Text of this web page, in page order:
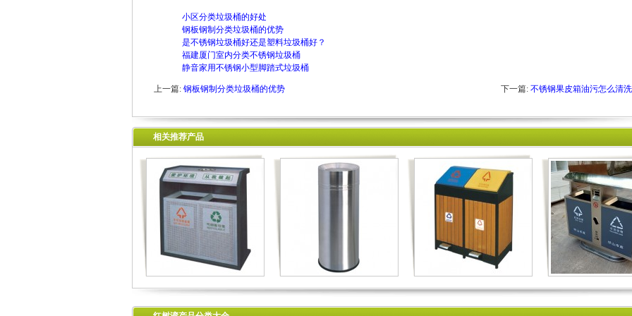
小区分类垃圾桶的好处
钢板钢制分类垃圾桶的优势
是不锈钢垃圾桶好还是塑料垃圾桶好？
福建厦门室内分类不锈钢垃圾桶
静音家用不锈钢小型脚踏式垃圾桶
上一篇: 钢板钢制分类垃圾桶的优势 下一篇: 不锈钢果皮箱油污怎么清洗
相关推荐产品